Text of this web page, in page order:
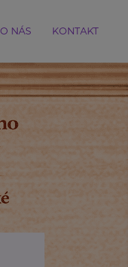
O NÁS KONTAKT